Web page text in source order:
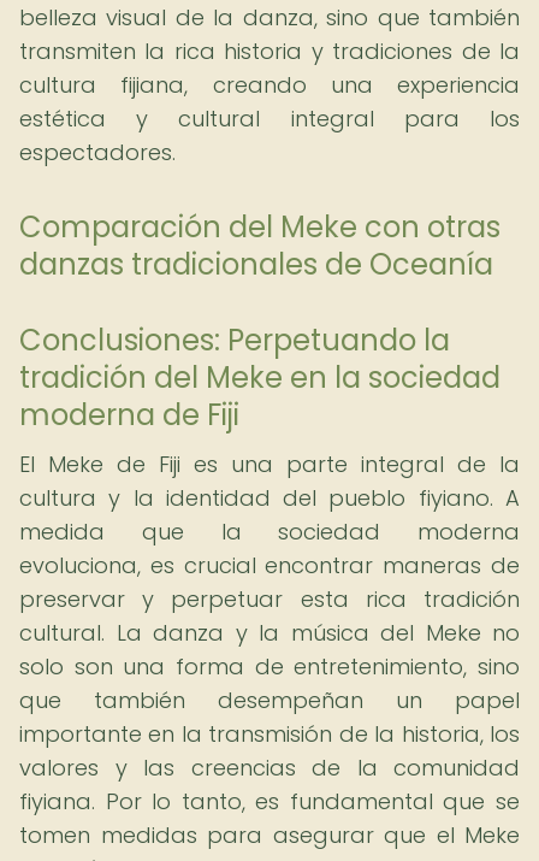
belleza visual de la danza, sino que también
transmiten la rica historia y tradiciones de la
cultura fijiana, creando una experiencia
estética y cultural integral para los
espectadores.
Comparación del Meke con otras
danzas tradicionales de Oceanía
Conclusiones: Perpetuando la
tradición del Meke en la sociedad
moderna de Fiji
El Meke de Fiji es una parte integral de la
cultura y la identidad del pueblo fiyiano. A
medida que la sociedad moderna
evoluciona, es crucial encontrar maneras de
preservar y perpetuar esta rica tradición
cultural. La danza y la música del Meke no
solo son una forma de entretenimiento, sino
que también desempeñan un papel
importante en la transmisión de la historia, los
valores y las creencias de la comunidad
fiyiana. Por lo tanto, es fundamental que se
tomen medidas para asegurar que el Meke